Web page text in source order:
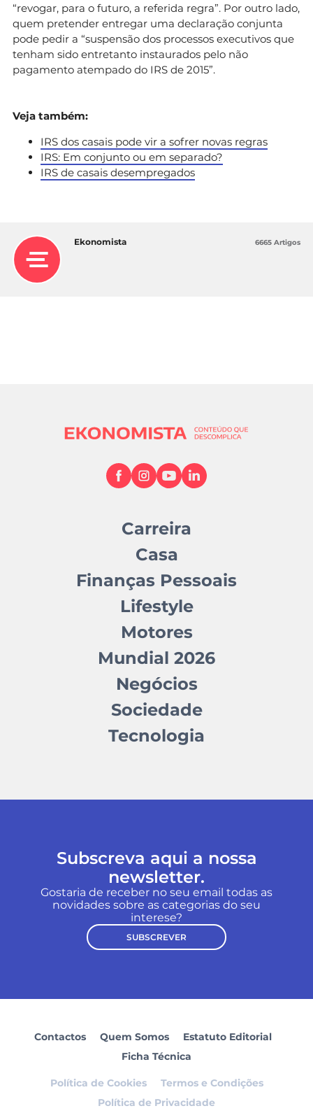
“revogar, para o futuro, a referida regra”. Por outro lado,
quem pretender entregar uma declaração conjunta
pode pedir a “suspensão dos processos executivos que
tenham sido entretanto instaurados pelo não
pagamento atempado do IRS de 2015”.
Veja também:
IRS dos casais pode vir a sofrer novas regras
IRS: Em conjunto ou em separado?
IRS de casais desempregados
Ekonomista 6665 Artigos
Carreira
Casa
Finanças Pessoais
Lifestyle
Motores
Mundial 2026
Negócios
Sociedade
Tecnologia
Subscreva aqui a nossa
newsletter.
Gostaria de receber no seu email todas as
novidades sobre as categorias do seu
interese?
SUBSCREVER
Contactos Quem Somos
Estatuto Editorial
Ficha Técnica
Política de Cookies
Termos e Condições
Política de Privacidade